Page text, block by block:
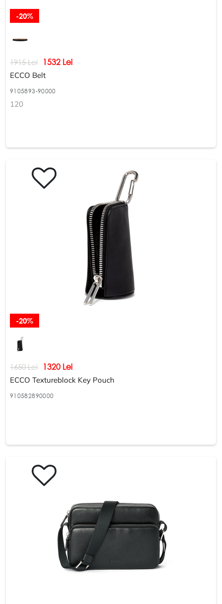
-20%
1915 Lei 1532 Lei
ECCO Belt
9105893-90000
120
-20%
1650 Lei 1320 Lei
ECCO Textureblock Key Pouch
910582890000